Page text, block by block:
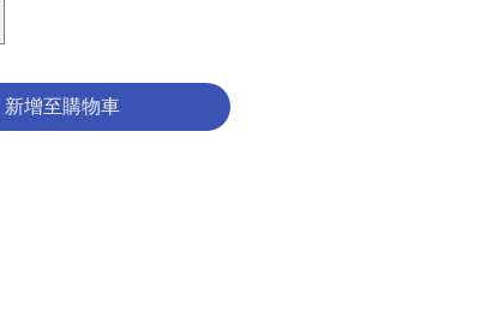
新增至購物車